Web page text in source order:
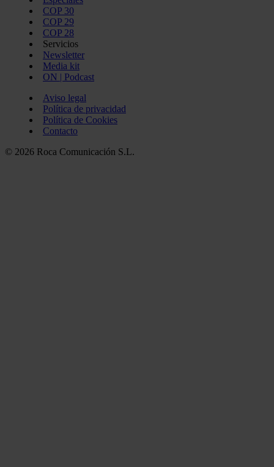
COP 30
COP 29
COP 28
Servicios
Newsletter
Media kit
ON | Podcast
Aviso legal
Política de privacidad
Política de Cookies
Contacto
© 2026 Roca Comunicación S.L.